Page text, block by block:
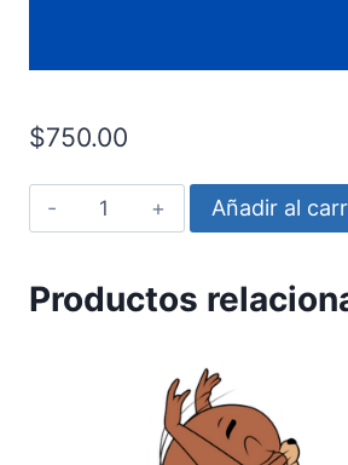
$750.00
One
Piece
Barco
Añadir al
Productos